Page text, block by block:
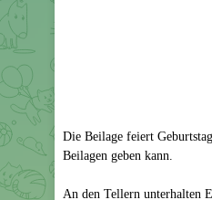
Die Beilage feiert
Beilagen geben kann.
An den Tellern unterhalten